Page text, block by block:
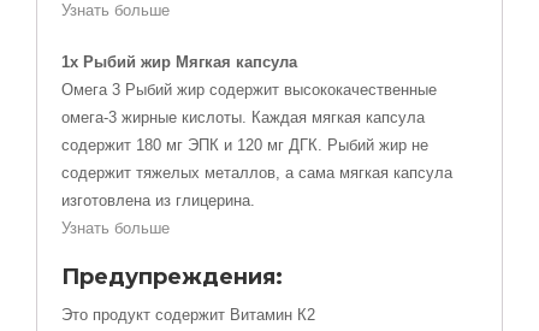
Узнать больше
1x Рыбий жир Мягкая капсула
Омега 3 Рыбий жир содержит высококачественные
омега-3 жирные кислоты. Каждая мягкая капсула
содержит 180 мг ЭПК и 120 мг ДГК. Рыбий жир не
содержит тяжелых металлов, а сама мягкая капсула
изготовлена из глицерина.
Узнать больше
Предупреждения:
Это продукт содержит Витамин К2